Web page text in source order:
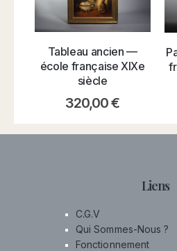
Tableau ancien —
école française XIXe
siècle
320,00€
Liens
C.G.V
Qui Sommes-Nous ?
Fonctionnement